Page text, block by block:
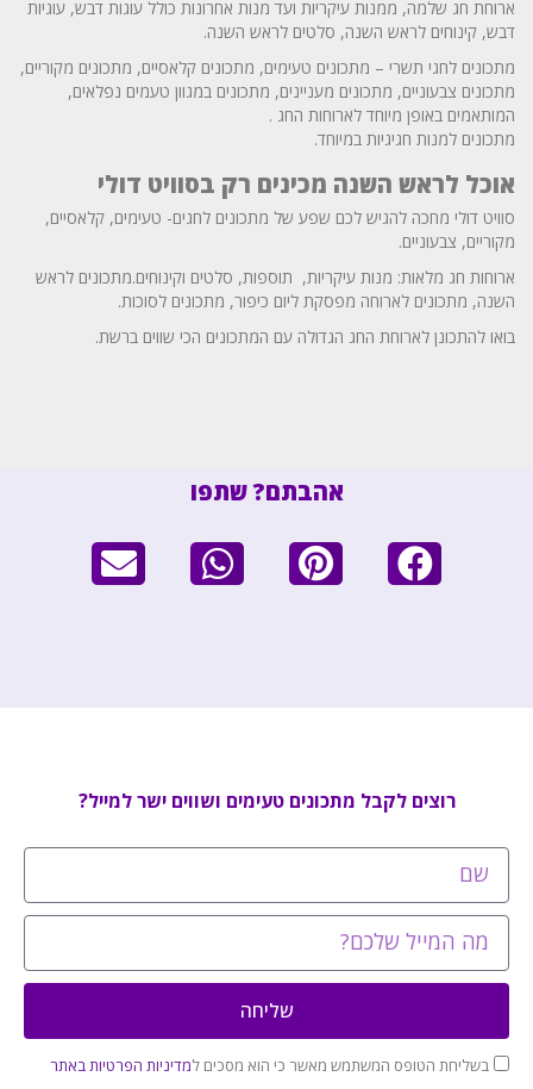
ארוחת חג שלמה, ממנות עיקריות ועד מנות אחרונות כולל עוגות דבש, עוגיות
דבש, קינוחים לראש השנה, סלטים לראש השנה.
מתכונים לחגי תשרי – מתכונים טעימים, מתכונים קלאסיים, מתכונים מקוריים,
מתכונים צבעוניים, מתכונים מעניינים, מתכונים במגוון טעמים נפלאים,
המותאמים באופן מיוחד לארוחות החג .
מתכונים למנות חגיגיות במיוחד.
אוכל לראש השנה מכינים רק בסוויט דולי
סוויט דולי מחכה להגיש לכם שפע של מתכונים לחגים- טעימים, קלאסיים,
מקוריים, צבעוניים.
ארוחות חג מלאות: מנות עיקריות, תוספות, סלטים וקינוחים.מתכונים לראש
השנה, מתכונים לארוחה מפסקת ליום כיפור, מתכונים לסוכות.
בואו להתכונן לארוחת החג הגדולה עם המתכונים הכי שווים ברשת.
אהבתם? שתפו
רוצים לקבל מתכונים טעימים ושווים ישר למייל?
בשליחת הטופס המשתמש מאשר כי הוא מסכים למדיניות הפרטיות באתר
שליחה